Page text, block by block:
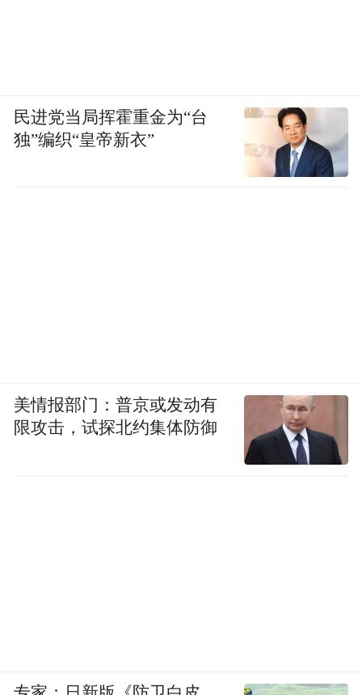
民进党当局挥霍重金为“台
独”编织“皇帝新衣”
美情报部门：普京或发动有
限攻击，试探北约集体防御